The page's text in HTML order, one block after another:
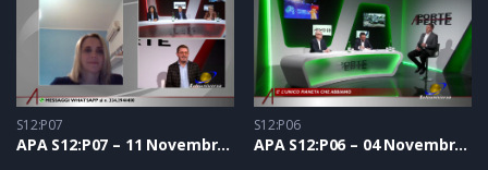
S12:P07
APA S12:P07 – 11 Novembre 2021
S12:P06
APA S12:P06 – 04 Novembre 2021